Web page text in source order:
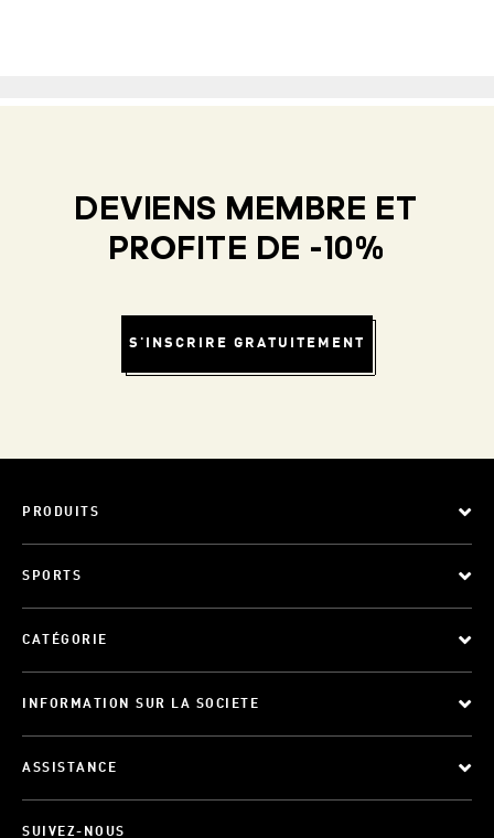
DEVIENS MEMBRE ET
PROFITE DE -10%
S'INSCRIRE GRATUITEMENT
PRODUITS
SPORTS
CATÉGORIE
INFORMATION SUR LA SOCIETE
ASSISTANCE
SUIVEZ-NOUS